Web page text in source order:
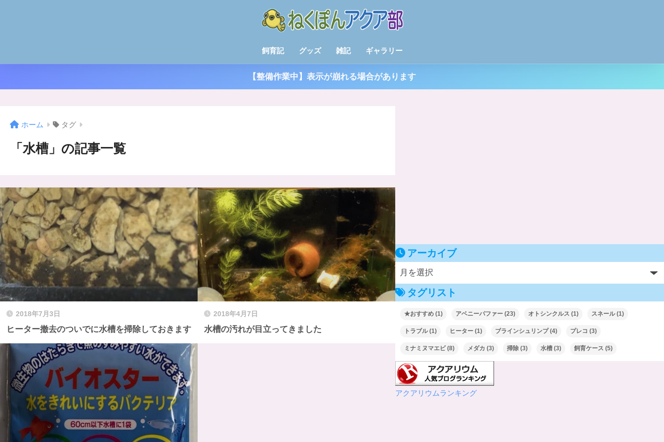
飼育記 グッズ 雑記 ギャラリー
【整備作業中】表示が崩れる場合があります
ホーム タグ
「水槽」の記事一覧
2018年7月3日
ヒーター撤去のついでに水槽を掃除しておきます
2018年4月7日
水槽の汚れが目立ってきました
アーカイブ
タグリスト
★おすすめ (1) アベニーパファー (23) オトシンクルス (1) スネール(1)
トラブル(1) ヒーター (1) ブラインシュリンプ(4) プレコ (3)
ミナミヌマエビ(8) メダカ (3) 掃除 (3) 水槽 (3) 飼育ケース (5)
アクアリウムランキング